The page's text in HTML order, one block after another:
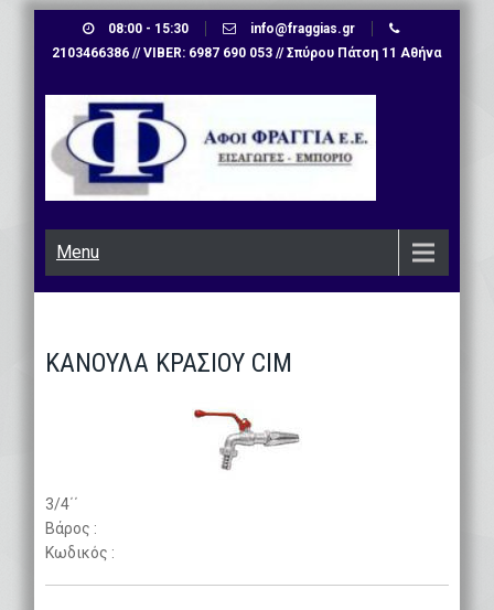
08:00 - 15:30
info@fraggias.gr
2103466386 // VIBER: 6987 690 053 // Σπύρου Πάτση 11 Αθήνα
Menu
ΚΑΝΟΥΛΑ ΚΡΑΣΙΟΥ CIM
3/4΄΄
Βάρος :
Κωδικός :